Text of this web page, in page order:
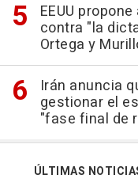
EEUU
contra "la
Ortega y
Irán anuncia
gestionar el
"fase final de
ÚLTIMAS